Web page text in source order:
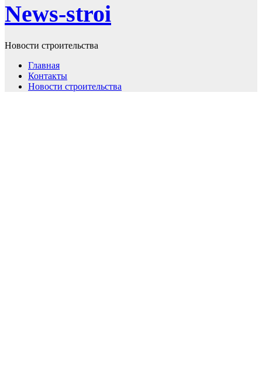
News-stroi
Новости строительства
Главная
Контакты
Новости строительства